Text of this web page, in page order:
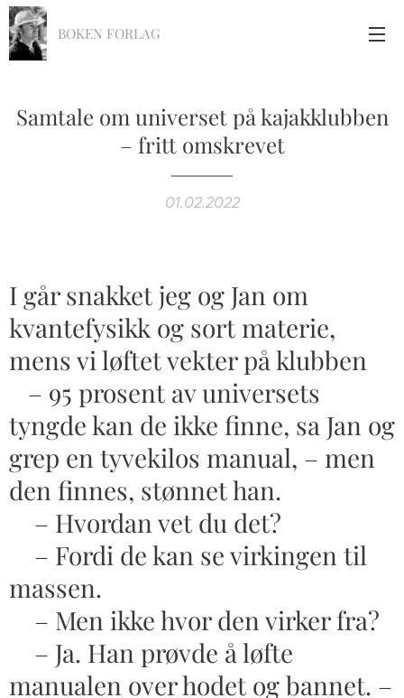
BOKEN FORLAG
Samtale om universet på kajakklubben
– fritt omskrevet
01.02.2022
I går snakket jeg og Jan om
kvantefysikk og sort materie,
mens vi løftet vekter på klubben
– 95 prosent av universets
tyngde kan de ikke finne, sa Jan og
grep en tyvekilos manual, – men
den finnes, stønnet han.
– Hvordan vet du det?
– Fordi de kan se virkingen til
massen.
– Men ikke hvor den virker fra?
– Ja. Han prøvde å løfte
manualen over hodet og bannet. –